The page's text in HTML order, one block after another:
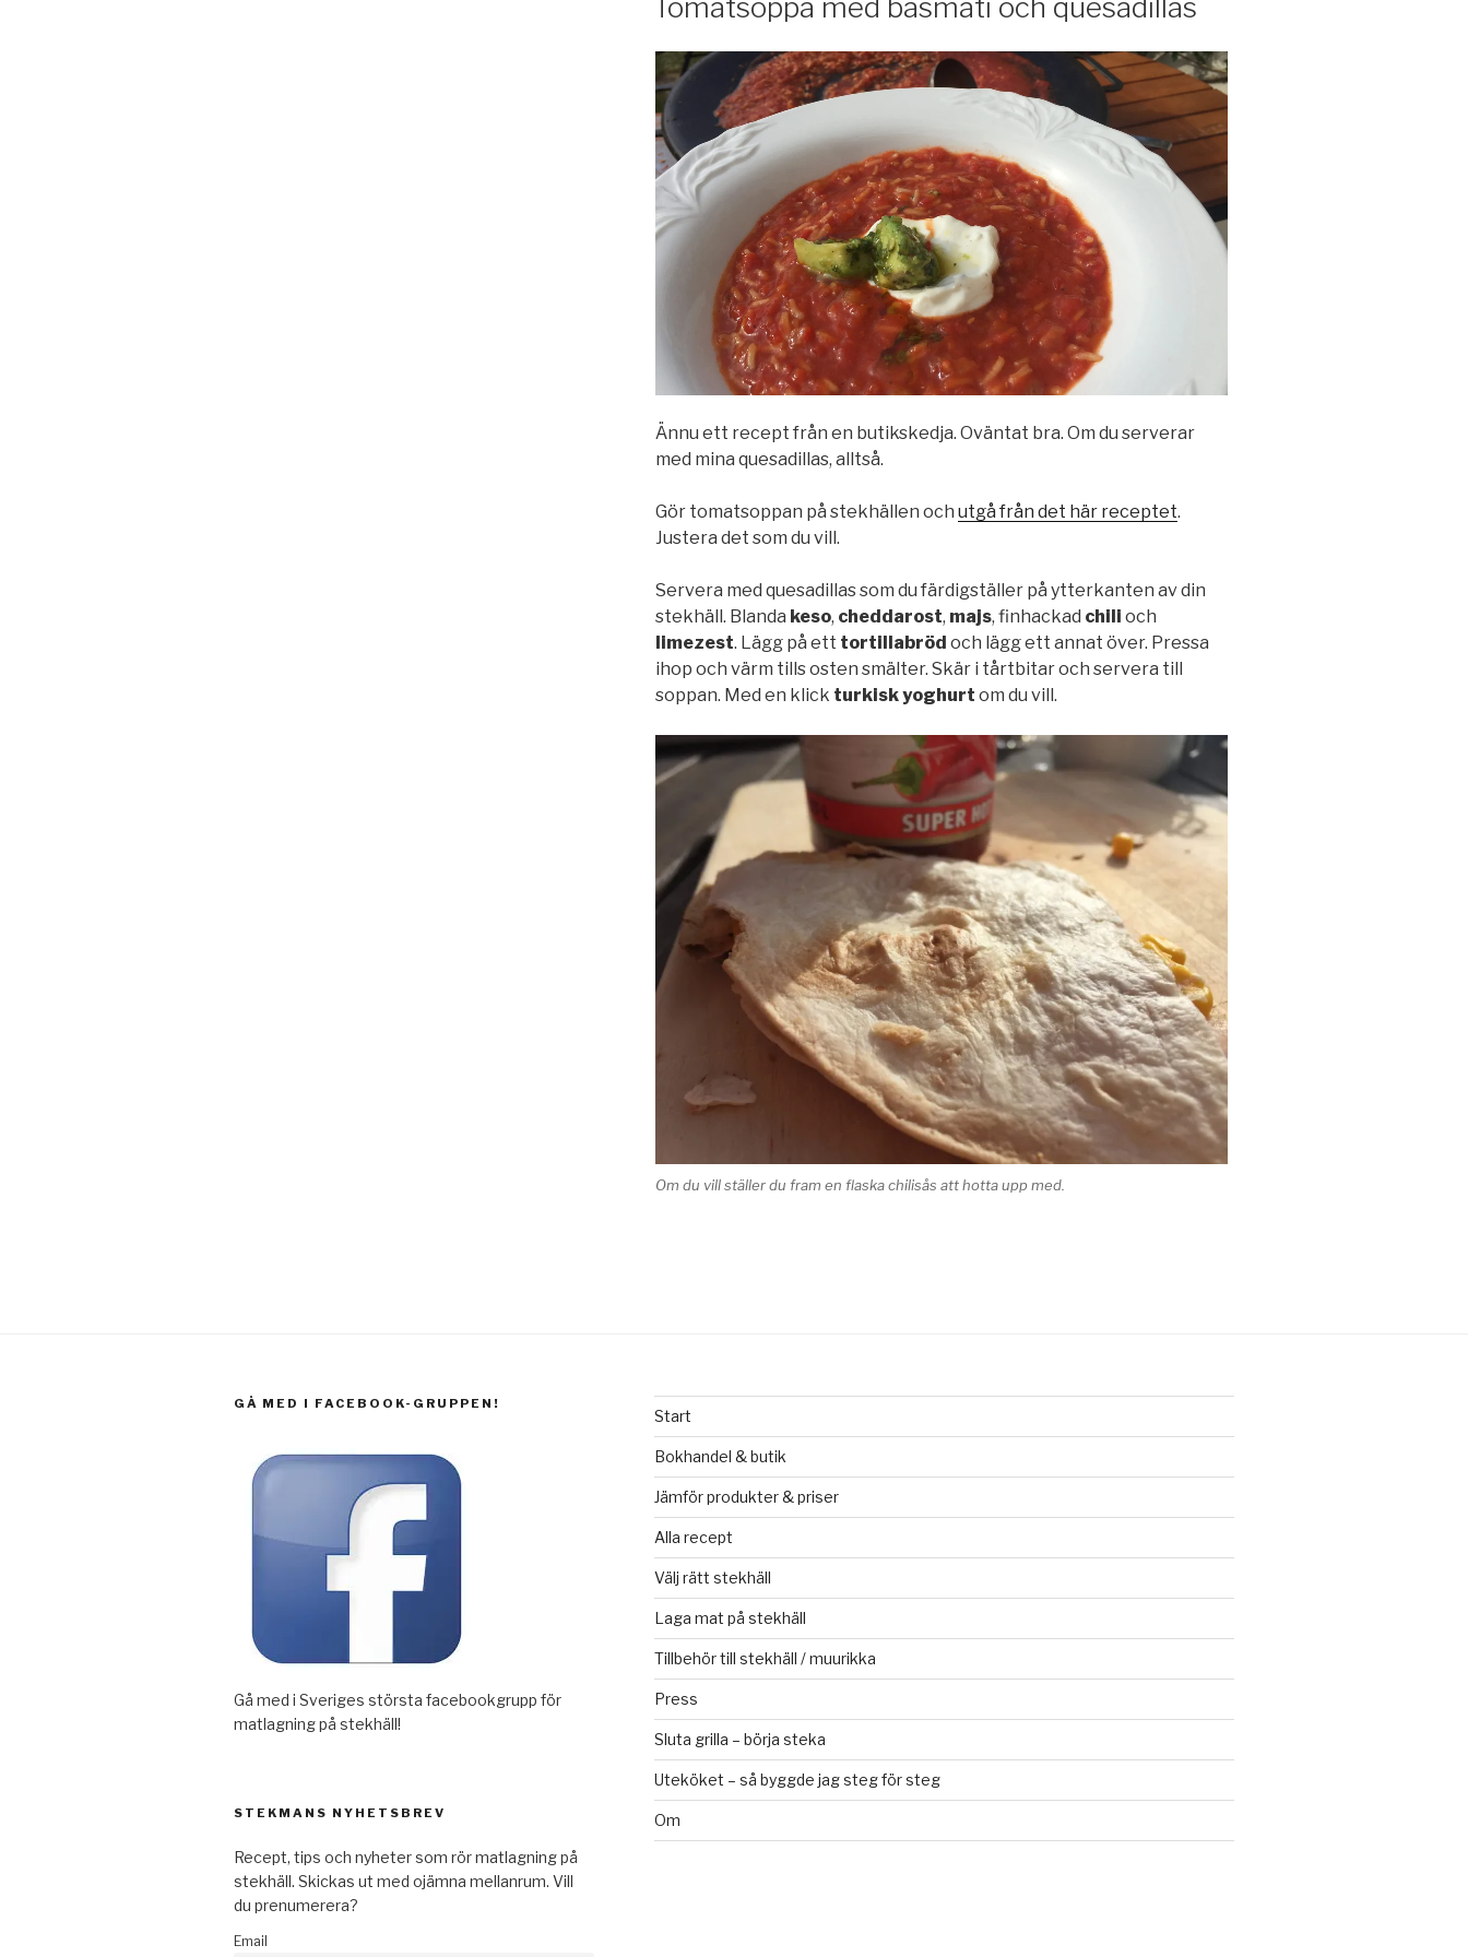
Tomatsoppa med basmati och quesadillas
Ännu ett recept från en butikskedja. Oväntat bra. Om du serverar
med mina quesadillas, alltså.
Gör tomatsoppan på stekhällen och utgå från det här receptet.
Justera det som du vill.
Servera med quesadillas som du färdigställer på ytterkanten av din
stekhäll. Blanda keso, cheddarost, majs, finhackad chili och
limezest. Lägg på ett tortillabröd och lägg ett annat över. Pressa
ihop och värm tills osten smälter. Skär i tårtbitar och servera till
soppan. Med en klick turkisk yoghurt om du vill.
Om du vill ställer du fram en flaska chilisås att hotta upp med.
GÅ MED I FACEBOOK-GRUPPEN!
Gå med i Sveriges största facebookgrupp för
matlagning på stekhäll!
STEKMANS NYHETSBREV
Recept, tips och nyheter som rör matlagning på
stekhäll. Skickas ut med ojämna mellanrum. Vill
du prenumerera?
Email
Start
Bokhandel & butik
Jämför produkter & priser
Alla recept
Välj rätt stekhäll
Laga mat på stekhäll
Tillbehör till stekhäll / muurikka
Press
Sluta grilla – börja steka
Uteköket – så byggde jag steg för steg
Om